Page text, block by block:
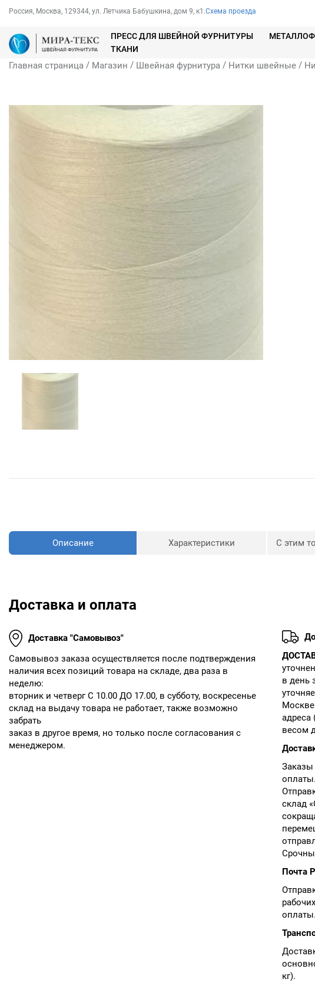
Россия, Москва, 129344, ул. Летчика Бабушкина, дом 9, к1.Схема проезда
ПРЕСС ДЛЯ ШВЕЙНОЙ ФУРНИТУРЫ
ТКАНИ
Главная страница / Магазин / Швейная фурнитура / Нитки швейные /
Описание Характеристики С этим
Доставка и оплата
Доставка "Самовывоз"
Cамовывоз заказа осуществляется после подтверждения
наличия всех позиций товара на складе, два раза в
неделю:
вторник и четверг С 10.00 ДО 17.00, в субботу, воскресенье
склад на выдачу товара не работает, также возможно
забрать
заказ в другое время, но только после согласования с
менеджером.
в день
адреса
весом
Заказы
оплаты.
склад
Почта
оплаты.
кг).